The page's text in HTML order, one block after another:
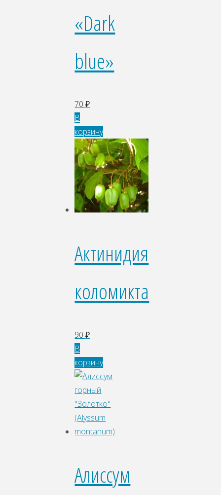
«Dark
blue»
70₽
В
корзину
Актинидия
коломикта
90₽
В
корзину
Алиссум